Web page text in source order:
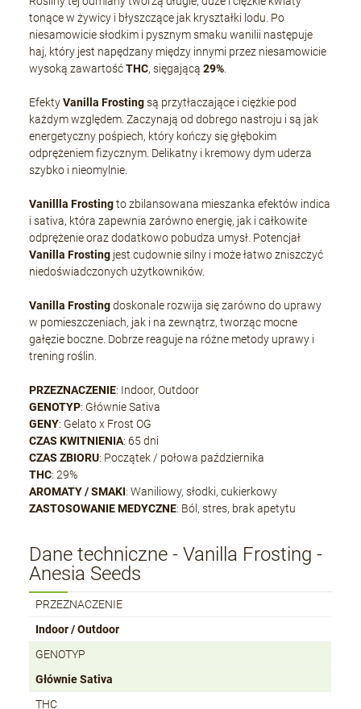
tonące w żywicy i błyszczące jak kryształki lodu. Po
niesamowicie słodkim i pysznym smaku wanilii następuje
haj, który jest napędzany między innymi przez niesamowicie
wysoką zawartośćTHC, sięgającą29%.
EfektyVanilla Frostingsą przytłaczające i ciężkie pod
każdym względem. Zaczynają od dobrego nastroju i są jak
energetyczny pośpiech, który kończy się głębokim
odprężeniem fizycznym. Delikatny i kremowy dym uderza
szybko i nieomylnie.
Vanillla Frostingto zbilansowana mieszanka efektów indica
i sativa, która zapewnia zarówno energię, jak i całkowite
odprężenie oraz dodatkowo pobudza umysł. Potencjał
Vanilla Frosting jest cudownie silny i może łatwo zniszczyć
niedoświadczonych użytkowników.
Vanilla Frostingdoskonale rozwija się zarówno do uprawy
w pomieszczeniach, jak i na zewnątrz, tworząc mocne
gałęzie boczne. Dobrze reaguje na różne metody uprawy i
trening roślin.
PRZEZNACZENIE: Indoor, Outdoor
GENOTYP: Głównie Sativa
GENY: Gelato x Frost OG
CZAS KWITNIENIA: 65 dni
CZAS ZBIORU: Początek / połowa października
THC: 29%
AROMATY / SMAKI: Waniliowy, słodki, cukierkowy
ZASTOSOWANIE MEDYCZNE: Ból, stres, brak apetytu
Dane techniczne - Vanilla Frosting -
Anesia Seeds
PRZEZNACZENIE
Indoor / Outdoor
GENOTYP
Głównie Sativa
THC